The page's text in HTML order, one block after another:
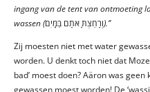
ingang van de tent van ontmoeting
wassen (וְרָחַצְתָּ אֹתָם בַּמָּֽיִם).’’
Zij moesten niet met water
worden. U denkt toch niet dat
bad’ moest doen? Aäron was
gewassen moest worden! De